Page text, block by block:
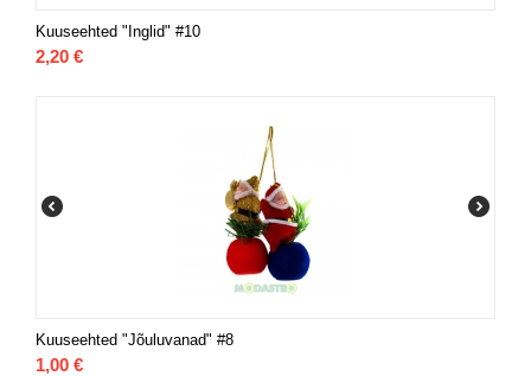
Kuuseehted "Inglid" #10
2,20 €
Kuuseehted "Jõuluvanad" #8
1,00 €